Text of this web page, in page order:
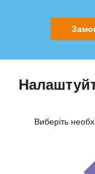
Виберіть